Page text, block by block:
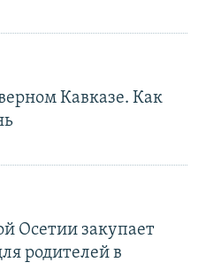
Кавказе. Как
Осетии закупает
родителей в